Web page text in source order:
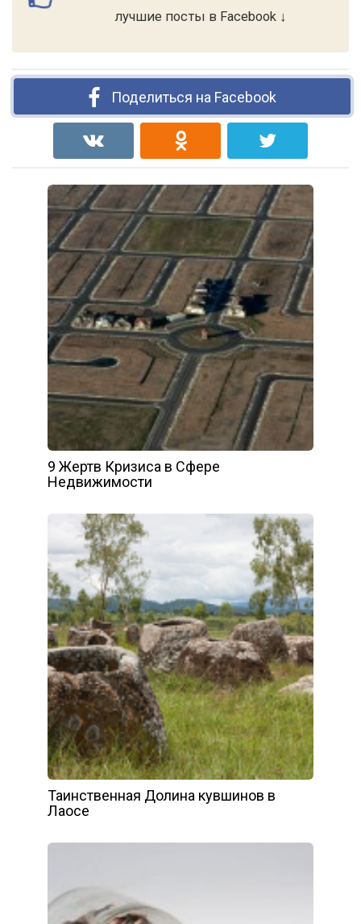
лучшие посты в Facebook ↓
Поделиться на Facebook
9 Жертв Кризиса в Сфере
Недвижимости
Таинственная Долина кувшинов в
Лаосе